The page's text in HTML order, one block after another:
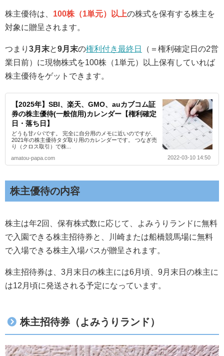
株主優待は、 100株（1単元）以上の株式を保有する株主を
対象に贈呈されます。
つまり 3月末と9月末の権利付き最終日
（＝権利確定日の2営
業日前）に現物株式を100株（1単元）以上保有していれば
株主優待をゲットできます。
【2025年】SBI、楽天、GMO、auカブコム証
券の株主優待(一般信用)カレンダー【権利確定
日・落ち日】
どうも甘パパです。 完全に自分用のメモに近いのですが、
2021年の株主優待タダ取り用のカレンダーです。 つなぎ売
り（クロス取引）で株...
amatou-papa.com
2022-03-10 14:50
株主優待の内容
株主は年2回、保有株式数に応じて、よみうりランドに無料
で入園できる株主招待券と、川崎または船橋競馬場に無料
で入場できる株主入場パスが贈呈されます。
株主招待券は、3月末日の株主には6月頃、9月末日の株主に
は12月頃に発送される予定になっています。
株主招待券（よみうりランド）